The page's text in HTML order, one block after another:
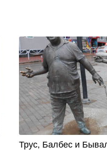
Трус, Балбес и